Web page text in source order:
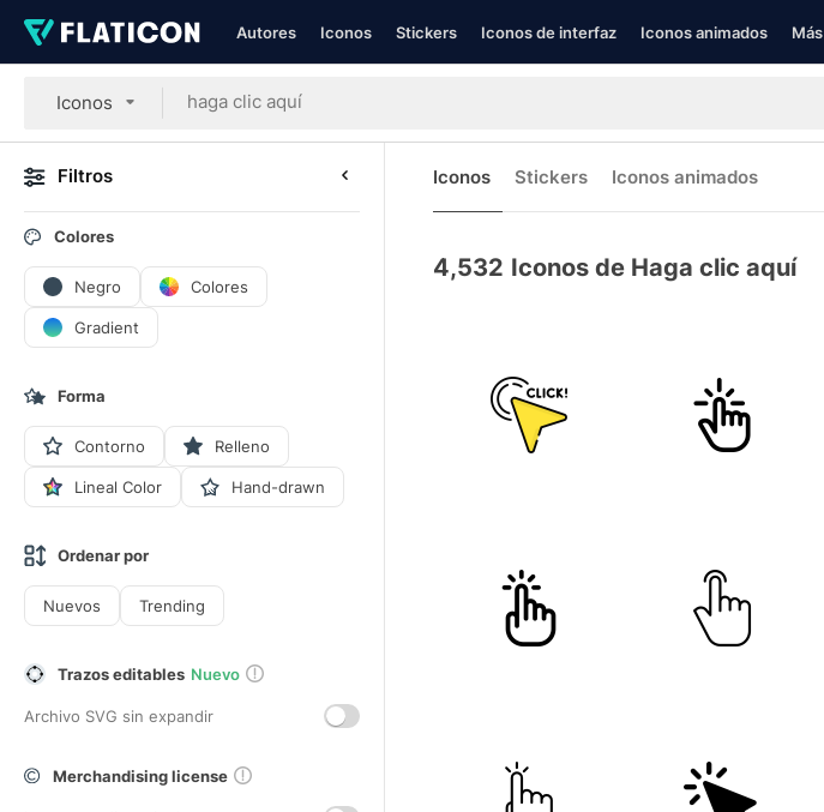
Autores Iconos Stickers Iconos de interfaz Iconos animados Más
Iconos
Filtros
Colores
Negro Colores
Gradient
Forma
Contorno Relleno
Lineal Color Hand-drawn
Ordenar por
Nuevos Trending
Trazos editables Nuevo
Archivo SVG sin expandir
Merchandising license
Iconos Stickers Iconos animados
4,532 Iconos de Haga clic aquí